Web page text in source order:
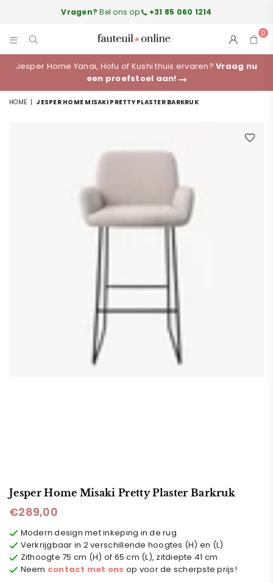
Vragen? Bel ons op +31 85 060 1214
FAUTEUILONLINE.NL
0
Jesper Home Yanai, Hofu of Kushi thuis ervaren?Vraag nu
een proefstoel aan!
HOME | JESPER HOME MISAKI PRETTY PLASTER BARKRUK
Jesper Home Misaki Pretty Plaster Barkruk
Normale
prijs
€289,00
Modern design met inkeping in de rug
Verkrijgbaar in 2 verschillende hoogtes (H) en (L)
Zithoogte 75 cm (H) of 65 cm (L), zitdiepte 41 cm
Neem contact met ons op voor de scherpste prijs!